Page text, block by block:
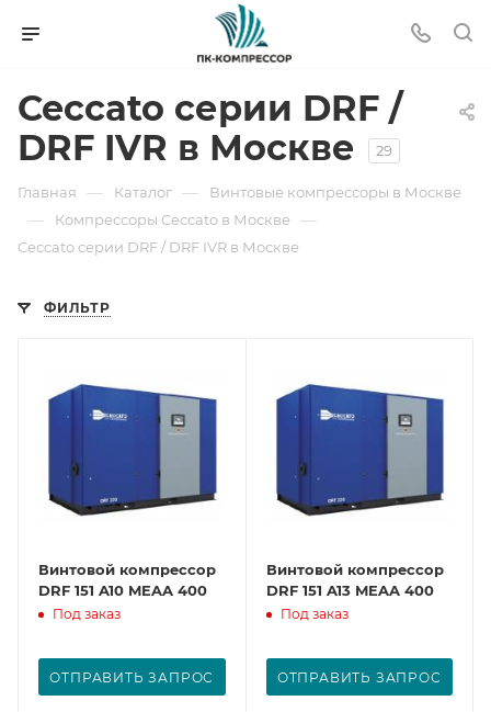
Ceccato серии DRF /
DRF IVR в Москве
29
Главная — Каталог — Винтовые компрессоры в Москве
— Компрессоры Ceccato в Москве —
Ceccato серии DRF / DRF IVR в Москве
ФИЛЬТР
Винтовой компрессор
DRF 151 A10 MEAA 400
Под заказ
ОТПРАВИТЬ ЗАПРОС
Винтовой компрессор
DRF 151 A13 MEAA 400
Под заказ
ОТПРАВИТЬ ЗАПРОС